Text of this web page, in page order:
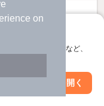
on
屋探し
やお気に入り保存など、
アプリを開く
屋を見る
絞り込み条件を変更